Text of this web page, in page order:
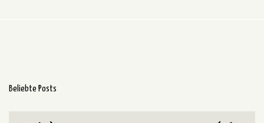
Beliebte Posts